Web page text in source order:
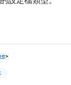
>